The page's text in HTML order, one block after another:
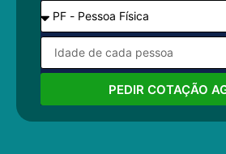
PEDIR COTAÇÃO